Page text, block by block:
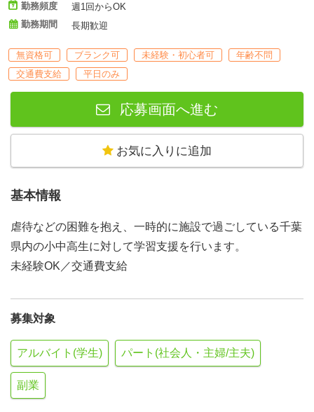
勤務頻度
週1回からOK
勤務期間
長期歓迎
無資格可 ブランク可 未経験・初心者可
年齢不問
交通費支給
平日のみ
応募画面へ進む
お気に入りに追加
基本情報
虐待などの困難を抱え、一時的に施設で過ごしている千葉
県内の小中高生に対して学習支援を行います。
未経験OK／交通費支給
募集対象
アルバイト(学生) パート(社会人・主婦/主夫)
副業